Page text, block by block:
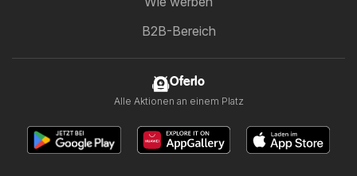
B2B-Bereich
Oferlo
Alle Aktionen an einem Platz